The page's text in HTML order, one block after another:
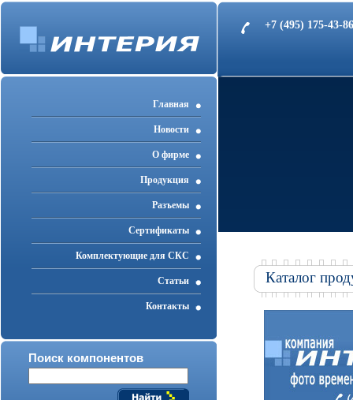
+7 (495) 175-43-
Главная
Новости
О фирме
Продукция
Разъемы
Cертификаты
Комплектующие для СКС
Статьи
Контакты
Поиск компонентов
Каталог